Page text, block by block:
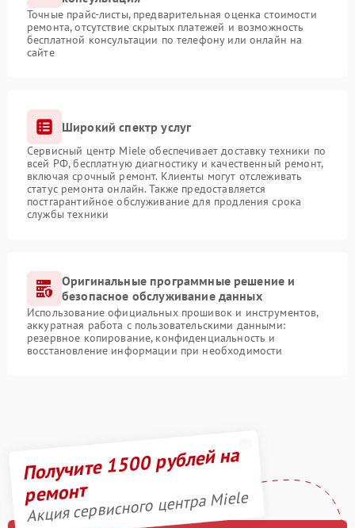
Точные прайс-листы, предварительная оценка стоимости
ремонта, отсутствие скрытых платежей и возможность
бесплатной консультации по телефону или онлайн на
сайте
Широкий спектр услуг
Сервисный центр Miele обеспечивает доставку техники по
всей РФ, бесплатную диагностику и качественный ремонт,
включая срочный ремонт. Клиенты могут отслеживать
статус ремонта онлайн. Также предоставляется
постгарантийное обслуживание для продления срока
службы техники
Оригинальные программные решение и
безопасное обслуживание данных
Использование официальных прошивок и инструментов,
аккуратная работа с пользовательскими данными:
резервное копирование, конфиденциальность и
восстановление информации при необходимости
Получите 1500 рублей на
ремонт
Акция сервисного центра Miele